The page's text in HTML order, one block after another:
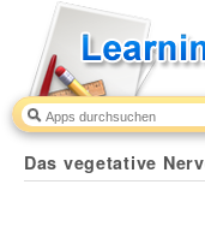
Das vegetative